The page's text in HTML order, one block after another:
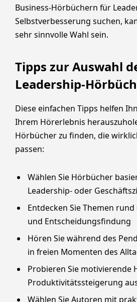
Business-Hörbüchern für
Selbstverbesserung suchen,
sehr sinnvolle Wahl sein.
Tipps zur Auswahl
Leadership-
Diese einfachen Tipps helfen
Ihrem Hörerlebnis
Hörbücher zu finden, die
passen:
Wählen Sie Hörbücher
Leadership- oder
Entdecken Sie Themen
und Entscheidungsfindung
Hören Sie während des
in freien Momenten des
Probieren Sie motivierende
Produktivitätssteigerung
Wählen Sie Autoren mit